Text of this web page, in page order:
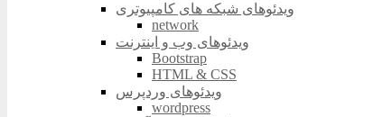
ویدئوهای شبکه های کامپیوتری
network
ویدئوهای وب و اینترنت
Bootstrap
HTML & CSS
ویدئوهای وردپرس
wordpress